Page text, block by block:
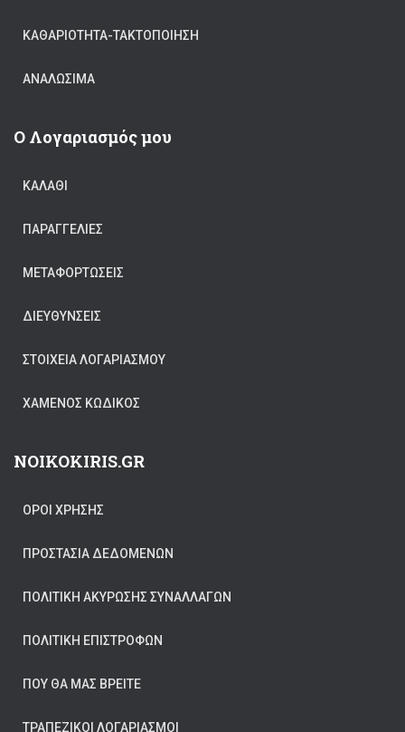
ΚΑΘΑΡΙΟΤΗΤΑ-ΤΑΚΤΟΠΟΙΗΣΗ
ΑΝΑΛΏΣΙΜΑ
Ο Λογαριασμός μου
ΚΑΛΆΘΙ
ΠΑΡΑΓΓΕΛΊΕΣ
ΜΕΤΑΦΟΡΤΏΣΕΙΣ
ΔΙΕΥΘΎΝΣΕΙΣ
ΣΤΟΙΧΕΊΑ ΛΟΓΑΡΙΑΣΜΟΎ
ΧΑΜΈΝΟΣ ΚΩΔΙΚΌΣ
NOIKOKIRIS.GR
ΟΡΟΙ ΧΡΗΣΗΣ
ΠΡΟΣΤΑΣΊΑ ΔΕΔΟΜΈΝΩΝ
ΠΟΛΙΤΙΚΉ ΑΚΎΡΩΣΗΣ ΣΥΝΑΛΛΑΓΏΝ
ΠΟΛΙΤΙΚΉ ΕΠΙΣΤΡΟΦΏΝ
ΠΟΥ ΘΑ ΜΑΣ ΒΡΕΊΤΕ
ΤΡΑΠΕΖΙΚΟΙ ΛΟΓΑΡΙΑΣΜΟΙ